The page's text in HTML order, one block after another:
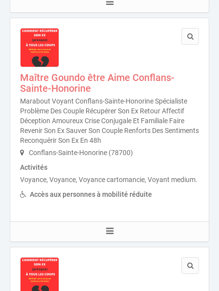
Maître Goundo être Aime Conflans-
Sainte-Honorine
Marabout Voyant Conflans-Sainte-Honorine Spécialiste
Problème Des Couple Récupérer Son Ex Retour Affectif
Déception Amoureux Crise Conjugale Et Familiale Faire
Revenir Son Ex Sauver Son Couple Renforts Des Sentiments
Reconquérir Son Ex En 48h
Conflans-Sainte-Honorine (78700)
Activités
Voyance, Voyance, Voyance cartomancie, Voyant medium.
Accès aux personnes à mobilité réduite